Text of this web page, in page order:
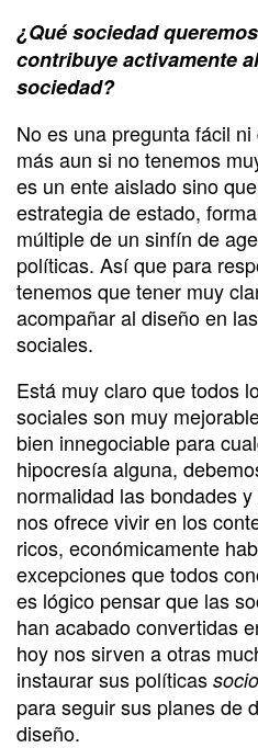
¿Qué sociedad
contribuye activamente
sociedad?
No es una pregunta fácil
más aun si no tenemos
es un ente aislado sino
estrategia de estado,
múltiple de un sinfín de
políticas. Así que para
tenemos que tener muy
acompañar al diseño en
sociales.
Está muy claro que todos
sociales son muy
bien innegociable para
hipocresía alguna,
normalidad las bondades
nos ofrece vivir en los
ricos, económicamente
excepciones que todos
es lógico pensar que las
han acabado convertidas
hoy nos sirven a otras
instaurar sus políticas
para seguir sus planes de
diseño.